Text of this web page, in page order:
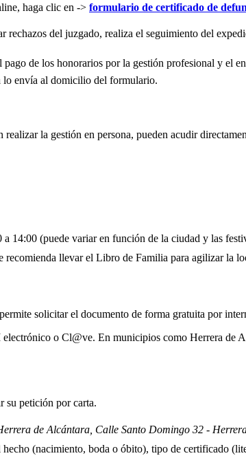
haga clic en -> formulario de certificado de
del juzgado, realiza el seguimiento del
de los honorarios por la gestión profesional y el
lo envía al domicilio del formulario.
la gestión en persona, pueden acudir
a 14:00 (puede variar en función de la ciudad y las
llevar el Libro de Familia para agilizar la
solicitar el documento de forma gratuita por
o Cl@ve. En municipios como Herrera de
su petición por carta.
de Alcántara, Calle Santo Domingo 32 -
(nacimiento, boda o óbito), tipo de certificado